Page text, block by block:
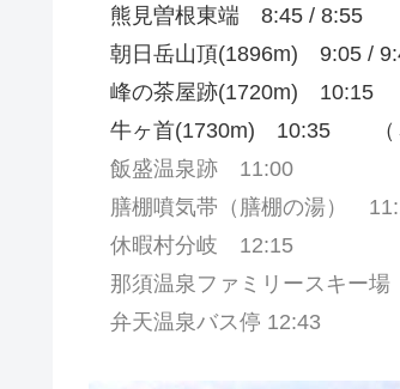
熊見曽根東端 8:45 / 8:55
朝日岳山頂(1896m) 9:05 /
峰の茶屋跡(1720m) 10:15
牛ヶ首(1730m) 10:35 （←
飯盛温泉跡 11:00
膳棚噴気帯（膳棚の湯）
休暇村分岐 12:15
那須温泉ファミリースキー
弁天温泉バス停 12:43